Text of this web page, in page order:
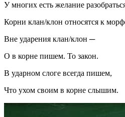
У многих есть желание
Корни клан/клон относятся к
Вне ударения клан/клон ─
О в корне пишем. То закон.
В ударном слоге всегда пишем,
Что ухом своим в корне слышим.